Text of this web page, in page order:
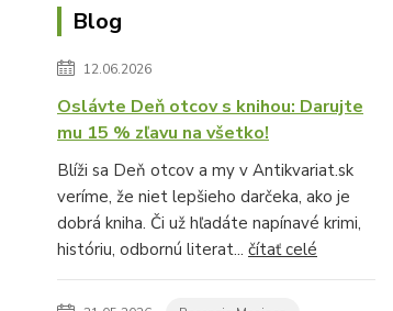
Blog
12.06.2026
Oslávte Deň otcov s knihou: Darujte
mu 15 % zľavu na všetko!
Blíži sa Deň otcov a my v Antikvariat.sk
veríme, že niet lepšieho darčeka, ako je
dobrá kniha. Či už hľadáte napínavé krimi,
históriu, odbornú literat... čítať celé